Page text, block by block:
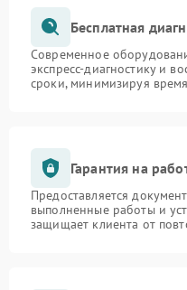
Бесплатная
Современное
экспресс-диагностику и
сроки, минимизируя
Гарантия на
Предоставляется
выполненные работы и
защищает клиента от